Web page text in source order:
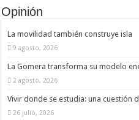
Opinión
La movilidad también construye isla
9 agosto, 2026
La Gomera transforma su modelo
2 agosto, 2026
Vivir donde se estudia: una cuestión
26 julio, 2026
Estadísticas
podamos
funcionalidad
de la web, en
base a cómo
web.